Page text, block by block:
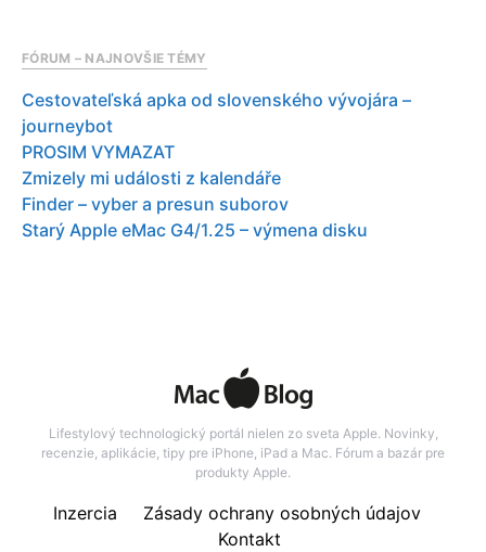
FÓRUM – NAJNOVŠIE TÉMY
Cestovateľská apka od slovenského vývojára –
journeybot
PROSIM VYMAZAT
Zmizely mi události z kalendáře
Finder – vyber a presun suborov
Starý Apple eMac G4/1.25 – výmena disku
Lifestylový technologický portál nielen zo sveta Apple. Novinky,
recenzie, aplikácie, tipy pre iPhone, iPad a Mac. Fórum a bazár pre
produkty Apple.
Inzercia
Zásady ochrany osobných údajov
Kontakt